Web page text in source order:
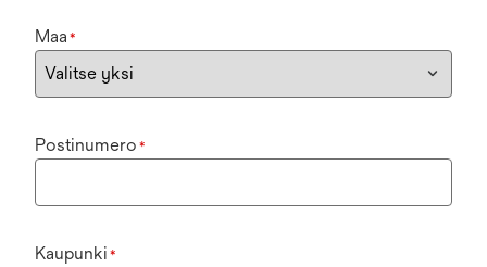
Maa *
Postinumero *
Kaupunki *